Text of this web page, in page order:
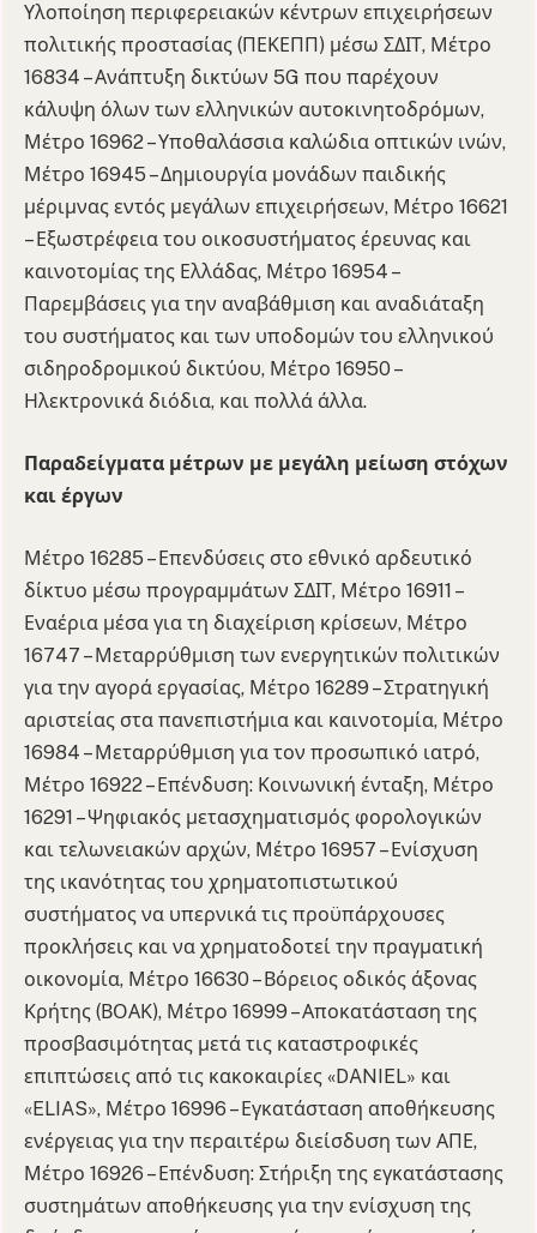
Υλοποίηση περιφερειακών κέντρων επιχειρήσεων
πολιτικής προστασίας (ΠΕΚΕΠΠ) μέσω ΣΔΙΤ, Μέτρο
16834 – Ανάπτυξη δικτύων 5G που παρέχουν
κάλυψη όλων των ελληνικών αυτοκινητοδρόμων,
Μέτρο 16962 – Υποθαλάσσια καλώδια οπτικών ινών,
Μέτρο 16945 – Δημιουργία μονάδων παιδικής
μέριμνας εντός μεγάλων επιχειρήσεων, Μέτρο 16621
– Εξωστρέφεια του οικοσυστήματος έρευνας και
καινοτομίας της Ελλάδας, Μέτρο 16954 –
Παρεμβάσεις για την αναβάθμιση και αναδιάταξη
του συστήματος και των υποδομών του ελληνικού
σιδηροδρομικού δικτύου, Μέτρο 16950 –
Ηλεκτρονικά διόδια, και πολλά άλλα.
Παραδείγματα μέτρων με μεγάλη μείωση στόχων
και έργων
Μέτρο 16285 – Επενδύσεις στο εθνικό αρδευτικό
δίκτυο μέσω προγραμμάτων ΣΔΙΤ, Μέτρο 16911 –
Εναέρια μέσα για τη διαχείριση κρίσεων, Μέτρο
16747 – Μεταρρύθμιση των ενεργητικών πολιτικών
για την αγορά εργασίας, Μέτρο 16289 – Στρατηγική
αριστείας στα πανεπιστήμια και καινοτομία, Μέτρο
16984 – Μεταρρύθμιση για τον προσωπικό ιατρό,
Μέτρο 16922 – Επένδυση: Κοινωνική ένταξη, Μέτρο
16291 – Ψηφιακός μετασχηματισμός φορολογικών
και τελωνειακών αρχών, Μέτρο 16957 – Ενίσχυση
της ικανότητας του χρηματοπιστωτικού
συστήματος να υπερνικά τις προϋπάρχουσες
προκλήσεις και να χρηματοδοτεί την πραγματική
οικονομία, Μέτρο 16630 – Βόρειος οδικός άξονας
Κρήτης (ΒΟΑΚ), Μέτρο 16999 – Αποκατάσταση της
προσβασιμότητας μετά τις καταστροφικές
επιπτώσεις από τις κακοκαιρίες «DANIEL» και
«ELIAS», Μέτρο 16996 – Εγκατάσταση αποθήκευσης
ενέργειας για την περαιτέρω διείσδυση των ΑΠΕ,
Μέτρο 16926 – Επένδυση: Στήριξη της εγκατάστασης
συστημάτων αποθήκευσης για την ενίσχυση της